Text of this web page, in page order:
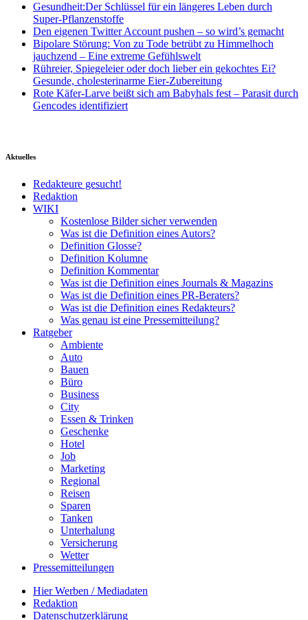
Gesundheit:Der Schlüssel für ein längeres Leben durch
Super-Pflanzenstoffe
Den eigenen Twitter Account pushen – so wird’s gemacht
Bipolare Störung: Von zu Tode betrübt zu Himmelhoch
jauchzend – Eine extreme Gefühlswelt
Rühreier, Spiegeleier oder doch lieber ein gekochtes Ei?
Gesunde, cholesterinarme Eier-Zubereitung
Rote Käfer-Larve beißt sich am Babyhals fest – Parasit durch
Gencodes identifiziert
Aktuelles
Redakteure gesucht!
Redaktion
WIKI
Kostenlose Bilder sicher verwenden
Was ist die Definition eines Autors?
Definition Glosse?
Definition Kolumne
Definition Kommentar
Was ist die Definition eines Journals & Magazins
Was ist die Definition eines PR-Beraters?
Was ist die Definition eines Redakteurs?
Was genau ist eine Pressemitteilung?
Ratgeber
Ambiente
Auto
Bauen
Büro
Business
City
Essen & Trinken
Geschenke
Hotel
Job
Marketing
Regional
Reisen
Sparen
Tanken
Unterhalung
Versicherung
Wetter
Pressemitteilungen
Hier Werben / Mediadaten
Redaktion
Datenschutzerklärung